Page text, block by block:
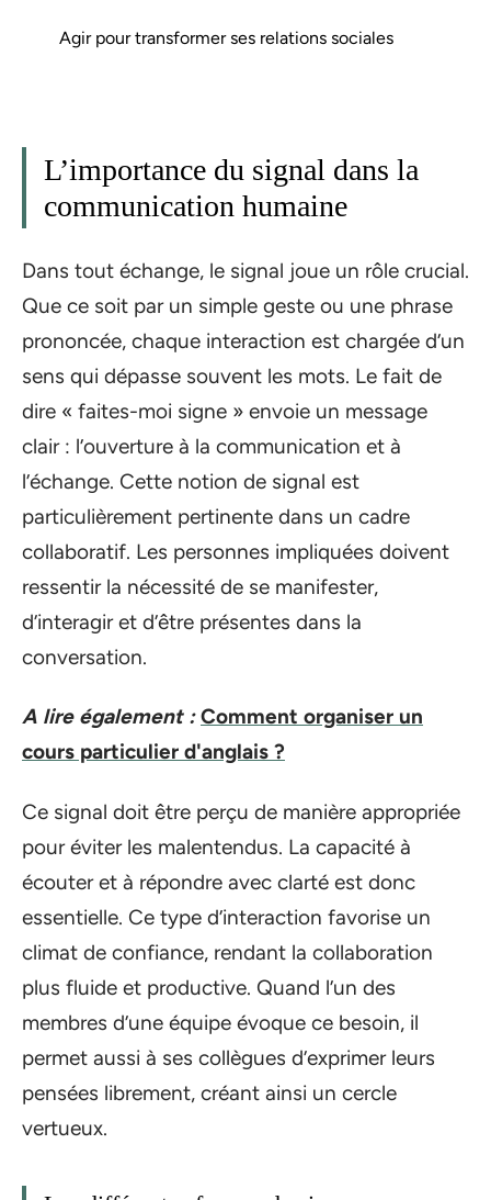
Agir pour transformer ses relations sociales
L’importance du signal dans la
communication humaine
Dans tout échange, le signal joue un rôle crucial.
Que ce soit par un simple geste ou une phrase
prononcée, chaque interaction est chargée d’un
sens qui dépasse souvent les mots. Le fait de
dire « faites-moi signe » envoie un message
clair : l’ouverture à la communication et à
l’échange. Cette notion de signal est
particulièrement pertinente dans un cadre
collaboratif. Les personnes impliquées doivent
ressentir la nécessité de se manifester,
d’interagir et d’être présentes dans la
conversation.
A lire également : Comment organiser un
cours particulier d'anglais ?
Ce signal doit être perçu de manière appropriée
pour éviter les malentendus. La capacité à
écouter et à répondre avec clarté est donc
essentielle. Ce type d’interaction favorise un
climat de confiance, rendant la collaboration
plus fluide et productive. Quand l’un des
membres d’une équipe évoque ce besoin, il
permet aussi à ses collègues d’exprimer leurs
pensées librement, créant ainsi un cercle
vertueux.